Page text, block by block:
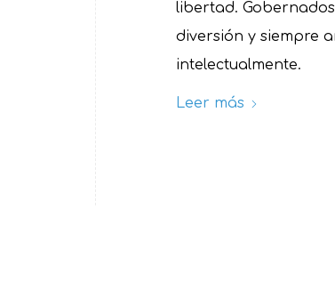
libertad.
diversión y siempre
intelectualmente.
Leer más